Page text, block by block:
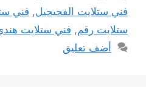
فني ستلايت الفحيحيل, فني
ستلايت رقم, فني ستلايت
أضف تعليق